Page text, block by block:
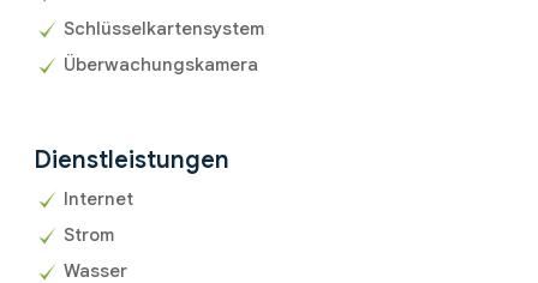
Schlüsselkartensystem
Überwachungskamera
Dienstleistungen
Internet
Strom
Wasser